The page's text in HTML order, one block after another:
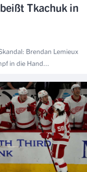
Tkachuk in
Brendan Lemieux
in die Hand...